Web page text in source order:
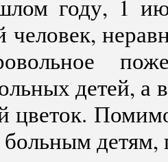
году, 1
человек,
детей, а
цветок.
детям,